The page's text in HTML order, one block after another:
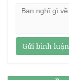
Gửi bình luận